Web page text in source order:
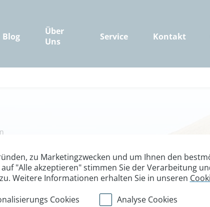
Blog
Über
Uns
Service Kontakt
mit der Natur
eine WWF Erlebnistour
zu Marketingzwecken und um Ihnen den
"Alle akzeptieren" stimmen Sie der Verarbeitung
Weitere Informationen erhalten Sie in unseren
Cookies Analyse Cookies